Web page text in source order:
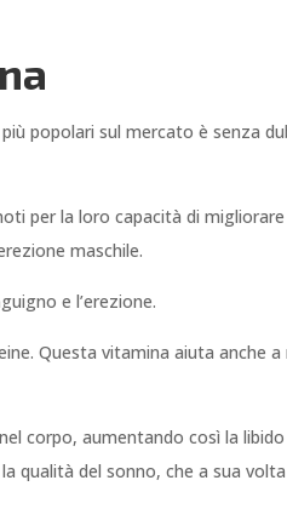
popolari sul mercato è senza
per la loro capacità di
maschile.
e l’erezione.
Questa vitamina aiuta anche a
corpo, aumentando così la libido
qualità del sonno, che a sua volta